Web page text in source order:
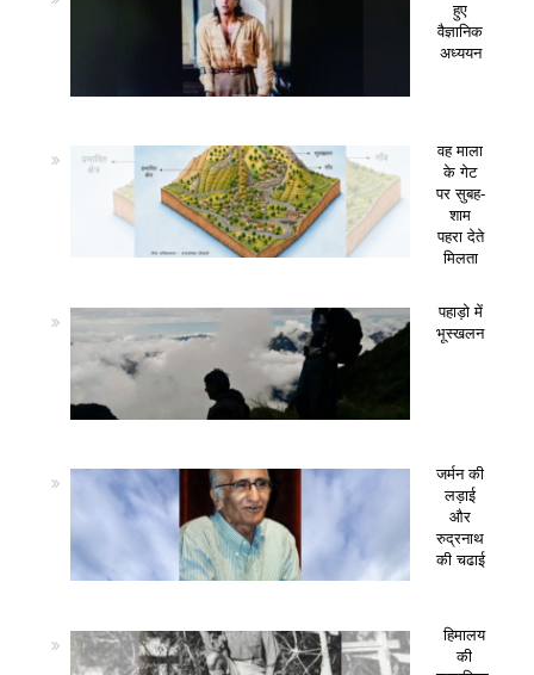
हुए
वैज्ञानिक
अध्ययन
वह माला
के गेट
पर सुबह-
शाम
पहरा देते
मिलता
पहाड़ो में
भूस्खलन
जर्मन की
लड़ाई
और
रुद्रनाथ
की चढाई
हिमालय
की